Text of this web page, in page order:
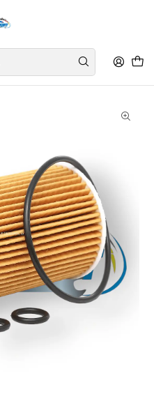
el repuesto perfecto para tu